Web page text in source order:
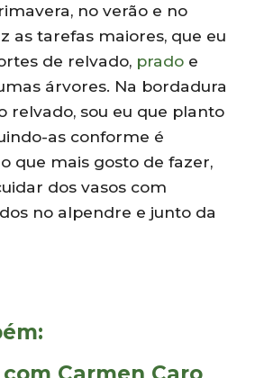
no verão e no
as tarefas maiores, que eu
de relvado, prado e
árvores. Na bordadura
relvado, sou eu que planto
as conforme é
que mais gosto de fazer,
dos vasos com
no alpendre e junto da